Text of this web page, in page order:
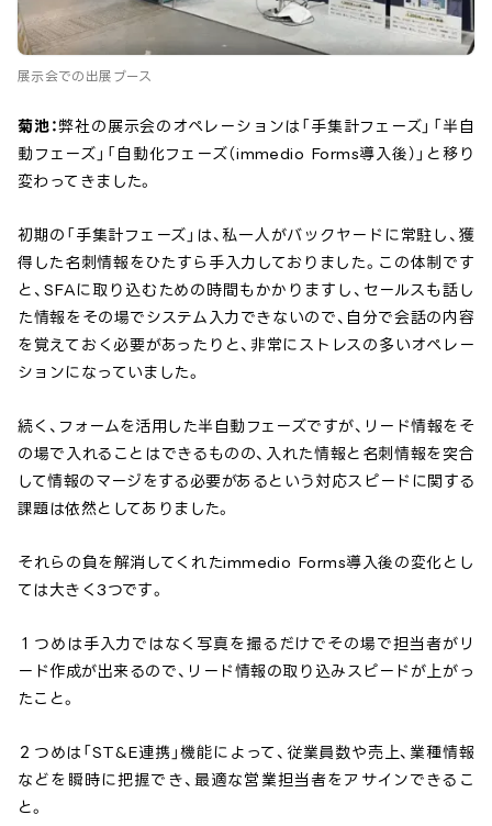
展示会での出展ブース
菊池：弊社の展示会のオペレーションは「手集計フェーズ」→「半自
動フェーズ」→「自動化フェーズ（immedio Forms導入後）」と移り
変わってきました。
初期の「手集計フェーズ」は、私一人がバックヤードに常駐し、獲
得した名刺情報をひたすら手入力しておりました。この体制です
と、SFAに取り込むための時間もかかりますし、セールスも話し
た情報をその場でシステム入力できないので、自分で会話の内容
を覚えておく必要があったりと、非常にストレスの多いオペレー
ションになっていました。
続く、フォームを活用した半自動フェーズですが、リード情報をそ
の場で入れることはできるものの、入れた情報と名刺情報を突合
して情報のマージをする必要があるという対応スピードに関する
課題は依然としてありました。
それらの負を解消してくれたimmedio Forms導入後の変化とし
ては大きく3つです。
１つめは手入力ではなく写真を撮るだけでその場で担当者がリ
ード作成が出来るので、リード情報の取り込みスピードが上がっ
たこと。
２つめは「ST&E連携」機能によって、従業員数や売上、業種情報
などを瞬時に把握でき、最適な営業担当者をアサインできるこ
と。